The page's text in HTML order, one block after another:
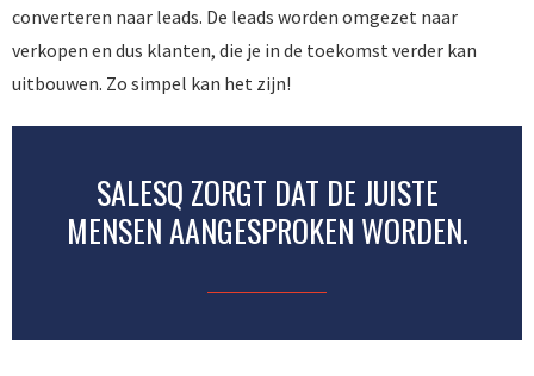
converteren naar leads. De leads worden omgezet naar
verkopen en dus klanten, die je in de toekomst verder kan
uitbouwen. Zo simpel kan het zijn!
SALESQ ZORGT DAT DE JUISTE
MENSEN AANGESPROKEN WORDEN.